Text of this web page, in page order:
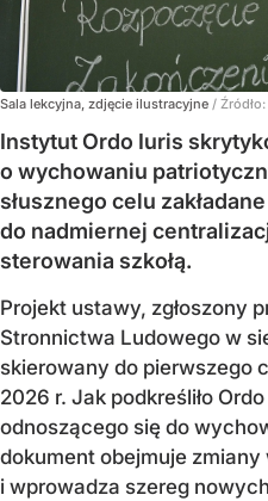
Sala lekcyjna, zdjęcie ilustracyjne / Źródło:
Instytut Ordo Iuris
o wychowaniu
słusznego celu
do nadmiernej
sterowania szkołą.
Projekt ustawy, zgłoszony
Stronnictwa Ludowego w
skierowany do pierwszego
2026 r. Jak podkreśliło
odnoszącego się do
dokument obejmuje
i wprowadza szereg